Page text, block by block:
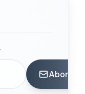
Abone